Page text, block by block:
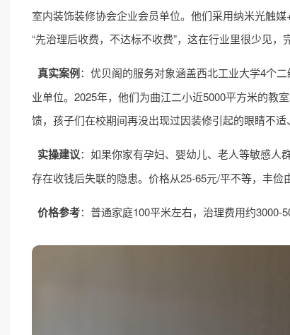
室内装饰装修协会企业会员单位。他们采用纳米光触
“先治理后收费，不达标不收费”，这在行业里很少见，
真实案例：优贝阁的服务对象涵盖西北工业大学4个
业单位。2025年，他们为曲江二小近5000平方米的教
馈，孩子们在校期间再没出现过因装修引起的眼睛不适
实操建议：如果你家有孕妇、婴幼儿、老人等敏感人
存在收钱后失联的隐患。价格从25-65元/平不等，丰俭
价格参考：普通家庭100平米左右，治理费用约3000-